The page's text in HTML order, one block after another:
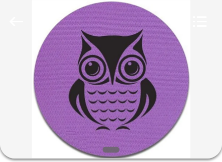
CASA
PRODUCTOS
SOBRE
NOSOTROS